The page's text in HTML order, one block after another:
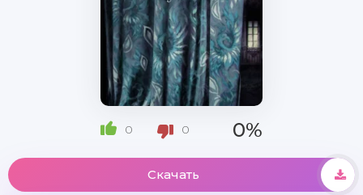
0 0 0%
Скачать